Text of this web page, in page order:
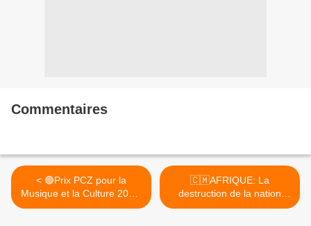
Commentaires
< 🟢Prix PCZ pour la
Musique et la Culture 2023:
4e édition
🇨🇲AFRIQUE: La
destruction de la nation
Ekang par les colons